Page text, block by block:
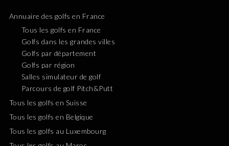
Annuaire des golfs en France
Tous les golfs en France
Golfs dans les grandes villes
Golfs par département
Golfs par région
Salles simulateur de golf
Parcours de golf Pitch&Putt
Tous les golfs en Suisse
Tous les golfs en Belgique
Tous les golfs au Luxembourg